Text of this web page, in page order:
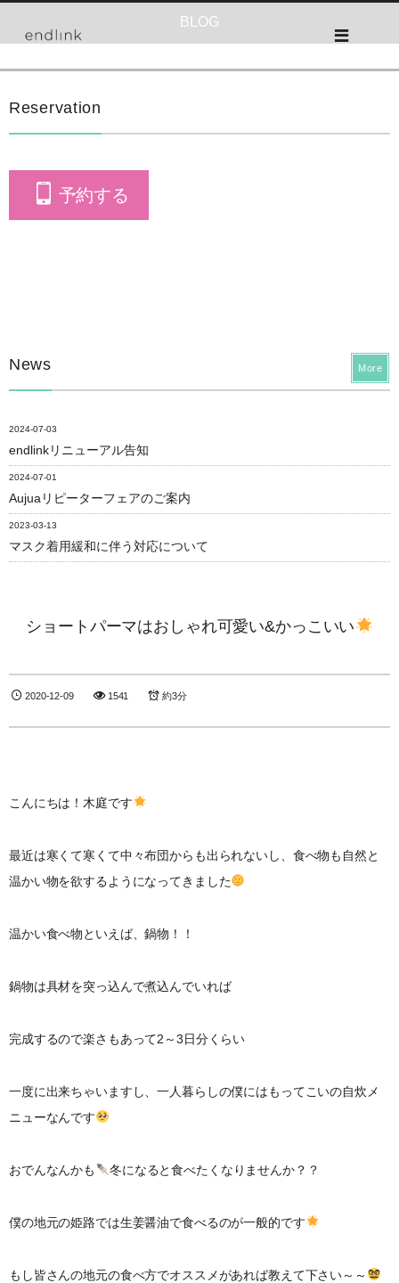
BLOG
Reservation
予約する
News
2024-07-03
endlinkリニューアル告知
2024-07-01
Aujuaリピーターフェアのご案内
2023-03-13
マスク着用緩和に伴う対応について
More
ショートパーマはおしゃれ可愛い&かっこいい
2020-12-09 1541 約3分
こんにちは！木庭です
最近は寒くて寒くて中々布団からも出られないし、食べ物も自然と
温かい物を欲するようになってきました
温かい食べ物といえば、鍋物！！
鍋物は具材を突っ込んで煮込んでいれば
完成するので楽さもあって2～3日分くらい
一度に出来ちゃいますし、一人暮らしの僕にはもってこいの自炊メ
ニューなんです
おでんなんかも 冬になると食べたくなりませんか？？
僕の地元の姫路では生姜醤油で食べるのが一般的です
もし皆さんの地元の食べ方でオススメがあれば教えて下さい～～